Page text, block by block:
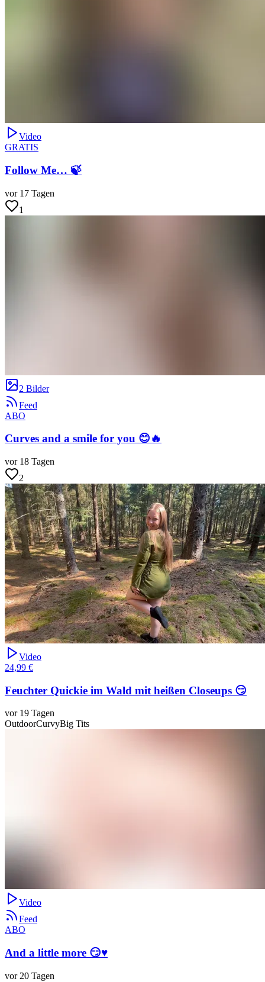
Video
GRATIS
Follow Me… 🍃
vor 17 Tagen
1
2 Bilder
Feed
ABO
Curves and a smile for you 😊🔥
vor 18 Tagen
2
Video
24,99 €
Feuchter Quickie im Wald mit heißen Closeups 😏
vor 19 Tagen
OutdoorCurvyBig Tits
Video
Feed
ABO
And a little more 😏♥️
vor 20 Tagen